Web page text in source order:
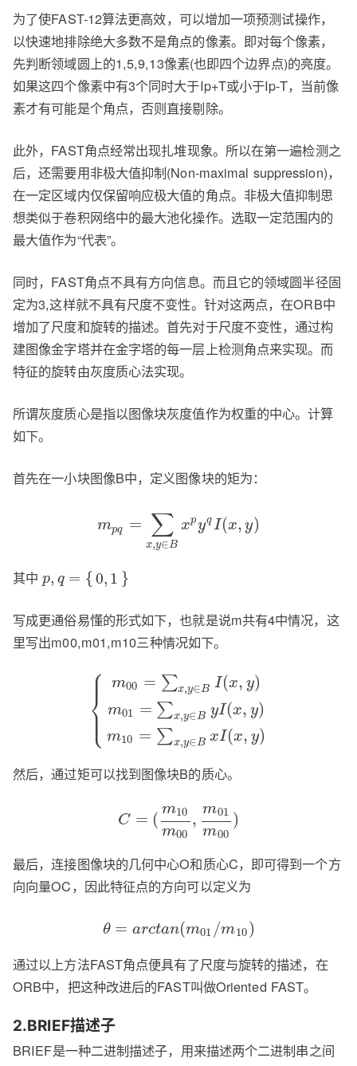
为了使FAST-12算法更高效，可以增加一项预测试操作，
以快速地排除绝大多数不是角点的像素。即对每个像素，
先判断领域圆上的1,5,9,13像素(也即四个边界点)的亮度。
如果这四个像素中有3个同时大于Ip+T或小于Ip-T，当前像
素才有可能是个角点，否则直接剔除。
此外，FAST角点经常出现扎堆现象。所以在第一遍检测之
后，还需要用非极大值抑制(Non-maximal suppression)，
在一定区域内仅保留响应极大值的角点。非极大值抑制思
想类似于卷积网络中的最大池化操作。选取一定范围内的
最大值作为“代表”。
同时，FAST角点不具有方向信息。而且它的领域圆半径固
定为3,这样就不具有尺度不变性。针对这两点，在ORB中
增加了尺度和旋转的描述。首先对于尺度不变性，通过构
建图像金字塔并在金字塔的每一层上检测角点来实现。而
特征的旋转由灰度质心法实现。
所谓灰度质心是指以图像块灰度值作为权重的中心。计算
如下。
首先在一小块图像B中，定义图像块的矩为：
mpq = ∑
x,y∈B
xpyqI(x, y)
其中p, q = {0, 1 }
写成更通俗易懂的形式如下，也就是说m共有4中情况，这
里写出m00,m01,m10三种情况如下。
⎧
⎩
⎨⎪
⎪
⎪
⎪
m00 = ∑x,y∈B I(x, y)
m01 = ∑x,y∈B yI(x, y)
m10 = ∑x,y∈B xI(x, y)
然后，通过矩可以找到图像块B的质心。
C = ( m10
m00
, m01
m00
)
最后，连接图像块的几何中心O和质心C，即可得到一个方
向向量OC，因此特征点的方向可以定义为
θ = arctan(m01 /m10 )
通过以上方法FAST角点便具有了尺度与旋转的描述，在
ORB中，把这种改进后的FAST叫做Oriented FAST。
2.BRIEF描述子
BRIEF是一种二进制描述子，用来描述两个二进制串之间